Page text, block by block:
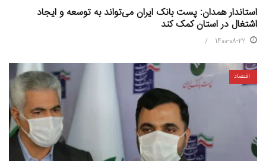
استاندار همدان: پست بانک ایران می‌تواند به توسعه و ایجاد
اشتغال در استان کمک کند
1400-08-22
اقتصاد